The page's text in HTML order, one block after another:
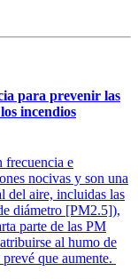
para prevenir las
incendios
frecuencia e
nocivas y son una
del aire, incluidas las
diámetro [PM2.5]),
parte de las PM
al humo de
que aumente.